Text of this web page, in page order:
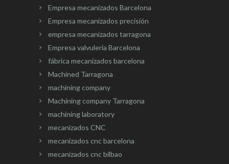
Empresa mecanizados Barcelona
Empresa mecanizados precisión
empresa mecanizados tarragona
Empresa valvuleria Barcelona
fábrica mecanizados barcelona
Machined Tarragona
machining company
Machining company Tarragona
machining laboratory
mecanizados CNC
mecanizados cnc barcelona
mecanizados cnc bilbao